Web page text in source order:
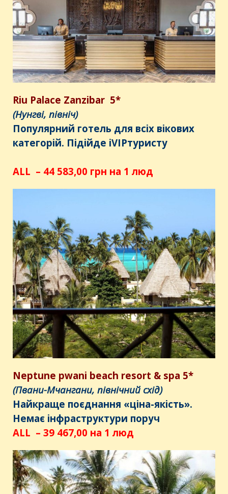
Riu Palace Zanzibar 5*
(Нунгві, північ)
Популярний готель для всіх вікових
категорій. Підійде іVIPтуристу
ALL – 44 583,00 грн на 1 люд
Neptune pwani beach resort & spa 5*
(Пвани-Мчангани, північний схід)
Найкраще поєднання «ціна-якість».
Немає інфраструктури поруч
ALL – 39 467,00 на 1 люд